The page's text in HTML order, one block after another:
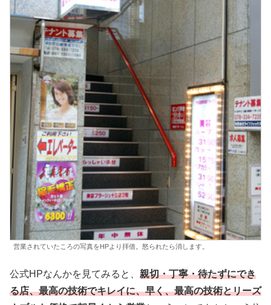
営業されていたころの写真をHPより拝借。怒られたら消します。
公式HPなんかを見てみると、 親切・丁寧・待たずにでき
る店、最高の技術でキレイに、早く、最高の技術とリーズ